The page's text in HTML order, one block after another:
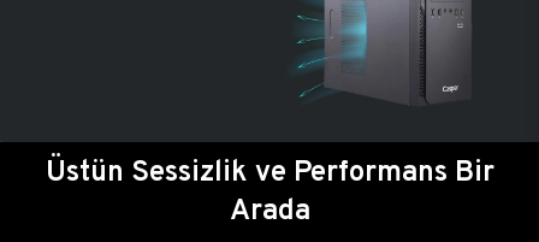
Üstün Sessizlik ve Performans Bir
Arada